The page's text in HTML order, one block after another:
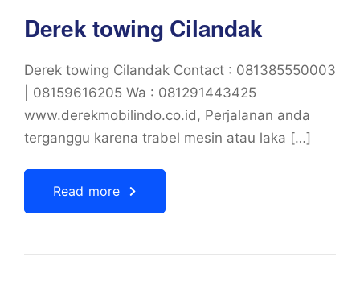
Derek towing Cilandak
Derek towing Cilandak Contact : 081385550003
| 08159616205 Wa : 081291443425
www.derekmobilindo.co.id, Perjalanan anda
terganggu karena trabel mesin atau laka […]
Read more